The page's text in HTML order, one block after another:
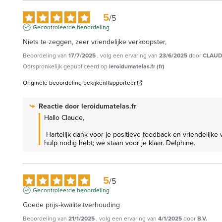
5/5
Gecontroleerde beoordeling
Niets te zeggen, zeer vriendelijke verkoopster,
Beoordeling van 17/7/2025, volg een ervaring van 23/6/2025door
Oorspronkelijk gepubliceerd opleroidumatelas.fr (fr)
Originele beoordeling bekijkenRapporteer
Reactie door leroidumatelas.fr
Hallo Claude,
hulp nodig hebt; we staan voor je klaar. Delphine.
5/5
Gecontroleerde beoordeling
Goede prijs-kwaliteitverhouding
Beoordeling van 21/1/2025, volg een ervaring van 4/1/2025doorB.V.